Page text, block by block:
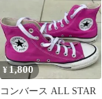
¥ 1,800
コンバース ALL STAR